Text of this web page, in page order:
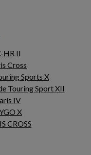
HR II
Cross
Sports X
Touring Sport XII
IV
X
CROSS